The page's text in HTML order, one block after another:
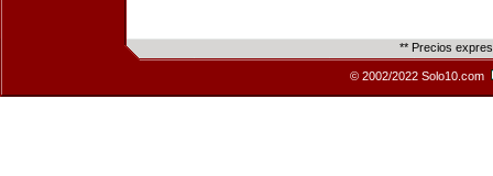
** Precios
© 2002/2022 Solo10.com